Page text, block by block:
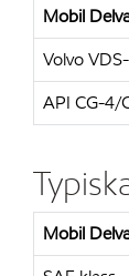
Mobil
Volvo
API CG-4/
Mobil